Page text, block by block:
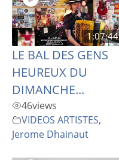
1:07:44
LE BAL DES GENS
HEUREUX DU
DIMANCHE...
46views
VIDEOS ARTISTES,
Jerome Dhainaut